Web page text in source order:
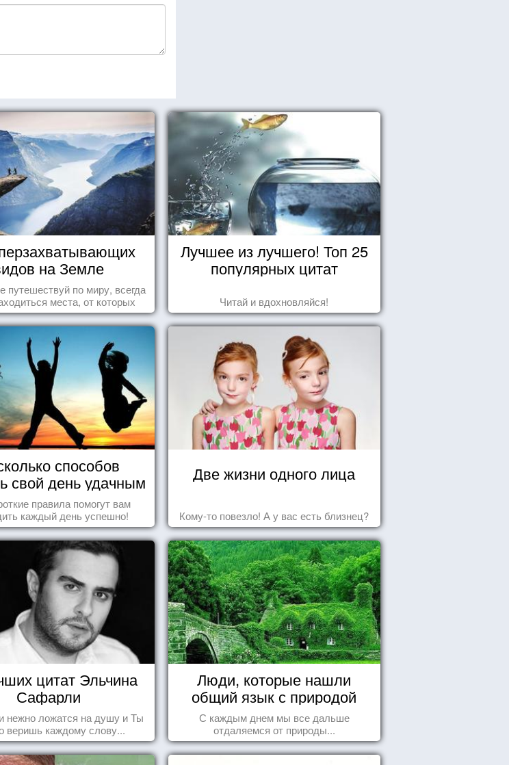
на Земле
путешествуй по миру, всегда
места, от которых
дух и кружится голова...
Лучшее из лучшего! Топ 25
популярных цитат
Читай и вдохновляйся!
способов
свой день удачным
правила помогут вам
каждый день успешно!
Две жизни одного лица
Кому-то повезло! А у вас есть близнец?
цитат Эльчина
Сафарли
нежно ложатся на душу и Ты
веришь каждому слову...
Люди, которые нашли
общий язык с природой
С каждым днем мы все дальше
отдаляемся от природы...